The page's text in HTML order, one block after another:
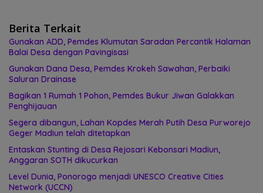
Berita Terkait
Gunakan ADD, Pemdes Klumutan Saradan Percantik Halaman
Balai Desa dengan Pavingisasi
Gunakan Dana Desa, Pemdes Krokeh Sawahan, Perbaiki
Saluran Drainase
Bagikan 1 Rumah 1 Pohon, Pemdes Bukur Jiwan Galakkan
Penghijauan
Segera dibangun, Lahan Kopdes Merah Putih Desa Purworejo
Geger Madiun telah ditetapkan
Entaskan Stunting di Desa Rejosari Kebonsari Madiun,
Anggaran SOTH dikucurkan
Level Dunia, Ponorogo menjadi UNESCO Creative Cities
Network (UCCN)